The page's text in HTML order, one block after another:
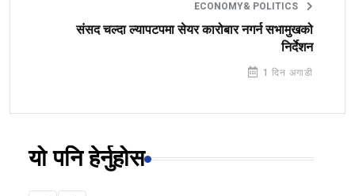
ECONOMY& POLITICS
संसद चल्दा ल्यापटपमा सेयर कारोबार नगर्न सभामुखको
निर्देशन
1 दिन अगाडी
यो पनि हेर्नुहोस